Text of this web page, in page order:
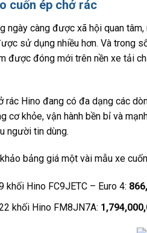
cuốn ép chở rác
ngày càng được xã hội quan
sử dụng nhiều hơn. Và trong
được đóng mới trên nền xe tải
rác Hino đang có đa dạng các
cơ khỏe, vận hành bền bỉ và
người tin dùng.
bảng giá một vài mẫu xe
khối Hino FC9JETC – Euro 4:
khối Hino FM8JN7A: